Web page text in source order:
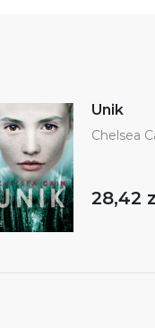
Unik
Chelsea
28,42